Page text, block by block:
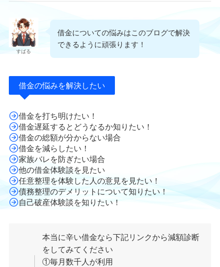
すばる
借金についての悩みはこのブログで解決
できるように頑張ります！
借金の悩みを解決したい
借金を打ち明けたい！
借金遅延するとどうなるか知りたい！
借金の総額が分からない場合
借金を減らしたい！
家族バレを防ぎたい場合
他の借金体験談を見たい
任意整理を体験した人の意見を見たい！
債務整理のデメリットについて知りたい！
自己破産体験談を知りたい！
本当に辛い借金なら下記リンクから減額診断
をしてみてください
①毎月数千人が利用